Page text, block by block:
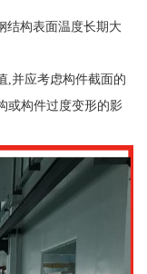
结构表面温度长期大
,并应考虑构件截面的
或构件过度变形的影